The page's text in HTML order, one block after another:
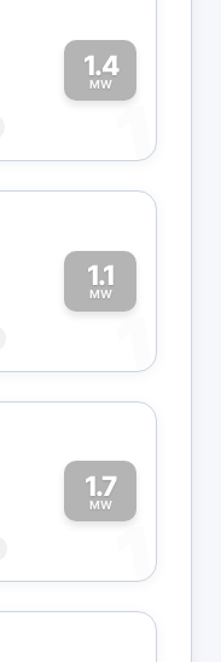
1.4
MW
1
1.1
MW
1
1.7
MW
1